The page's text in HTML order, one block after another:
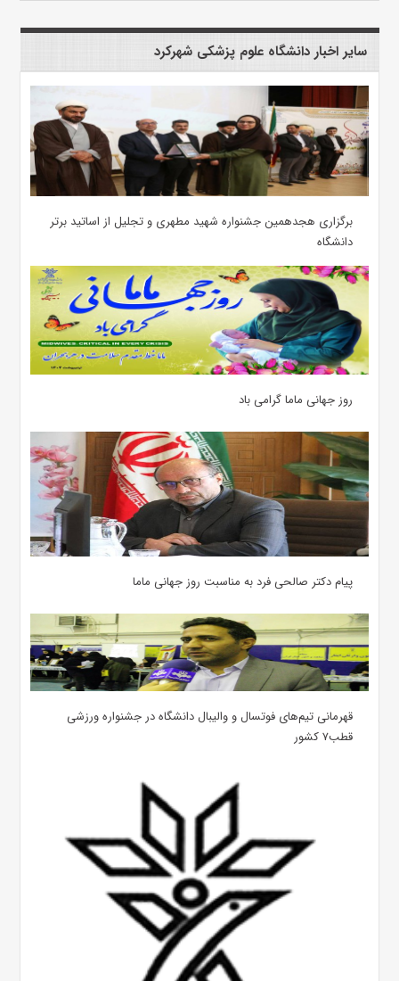
سایر اخبار دانشگاه علوم پزشکی شهرکرد
برگزاری هجدهمین جشنواره شهید مطهری و تجلیل از اساتید برتر
دانشگاه
روز جهانی ماما گرامی باد
پیام دکتر صالحی فرد به مناسبت روز جهانی ماما
قهرمانی تیم‌های فوتسال و والیبال دانشگاه در جشنواره ورزشی
قطب۷ کشور